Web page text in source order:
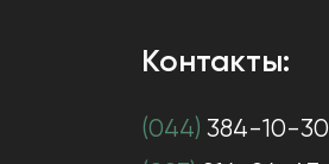
Контакты:
(044) 384-10-30